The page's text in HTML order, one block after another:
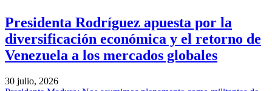
Presidenta Rodríguez apuesta por la
diversificación económica y el retorno de
Venezuela a los mercados globales
30 julio, 2026